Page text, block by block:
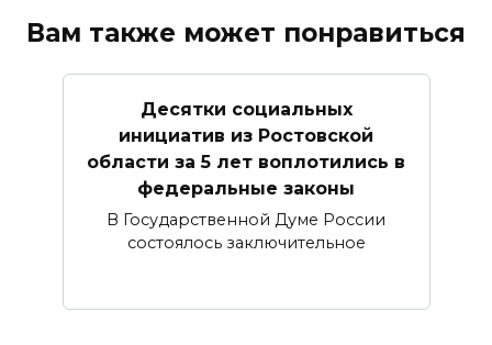
Вам также может понравиться
Десятки социальных
инициатив из Ростовской
области за 5 лет воплотились в
федеральные законы
В Государственной Думе России
состоялось заключительное